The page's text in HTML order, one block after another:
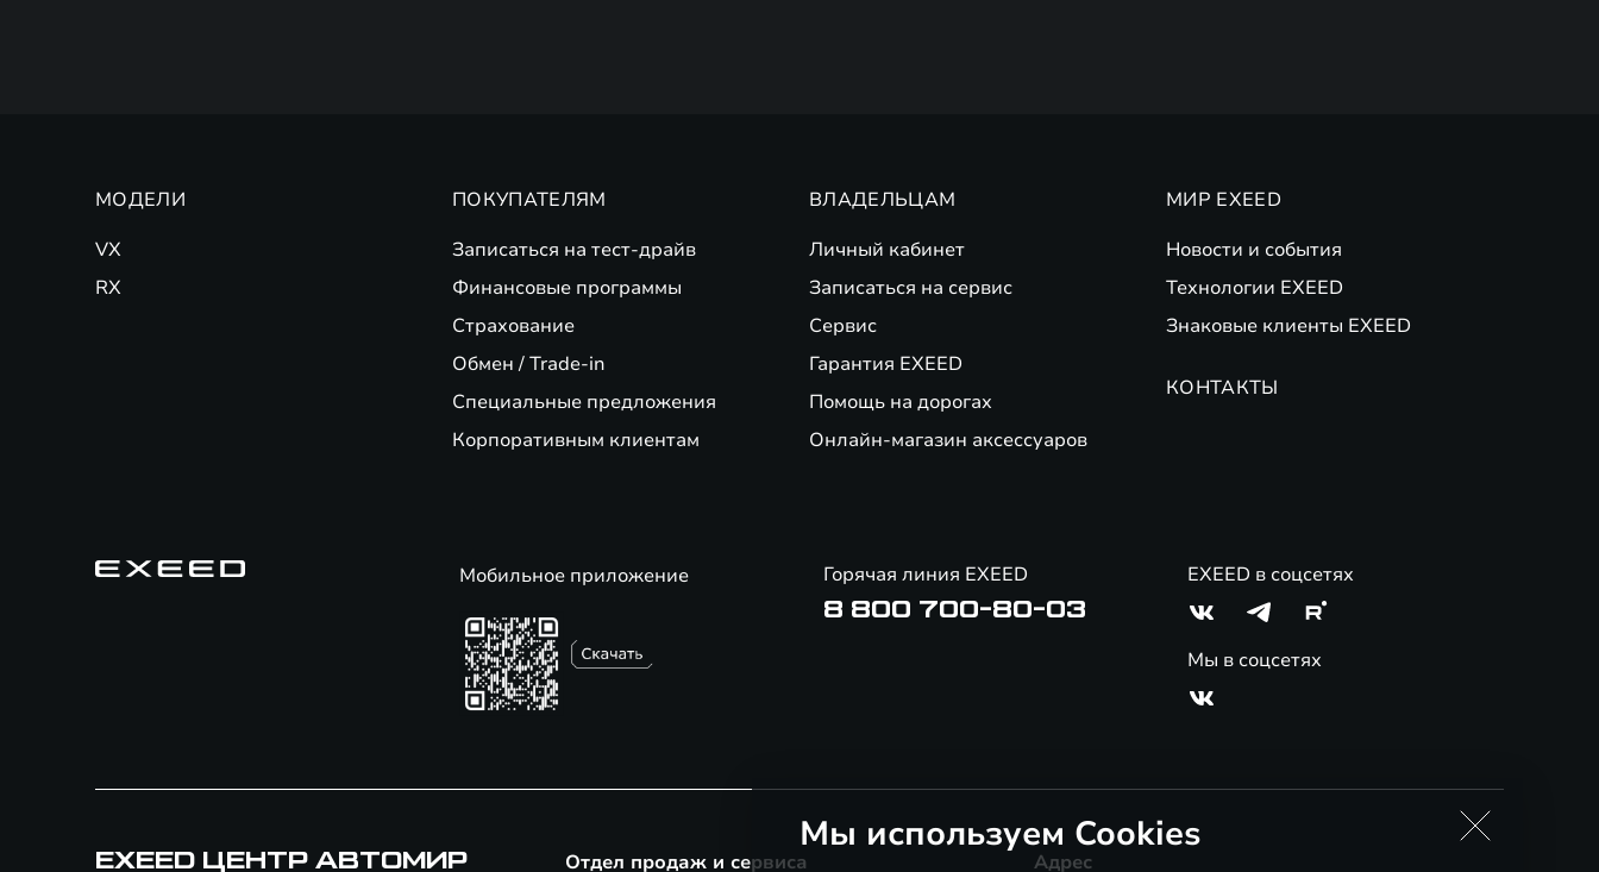
МОДЕЛИ
VX
RX
ПОКУПАТЕЛЯМ
Записаться на тест-драйв
Финансовые программы
Страхование
Обмен / Trade-in
Специальные предложения
Корпоративным клиентам
ВЛАДЕЛЬЦАМ
Личный кабинет
Записаться на сервис
Сервис
Гарантия EXEED
Помощь на дорогах
Онлайн-магазин аксессуаров
МИР EXEED
Новости и события
Технологии EXEED
Знаковые клиенты EXEED
КОНТАКТЫ
Мобильное приложение Горячая линия EXEED
8 800 700-80-03
EXEED в соцсетях
Мы в соцсетях
EXEED ЦЕНТР АВТОМИР Отдел продаж и сервиса Адрес
Мы используем Cookies